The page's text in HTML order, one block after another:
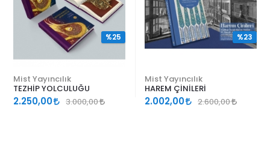
Mist Yayıncılık
TEZHİP YOLCULUĞU
2.250,00 3.000,00
%25
Mist Yayıncılık
HAREM ÇİNİLERİ
2.002,00 2.600,00
%23